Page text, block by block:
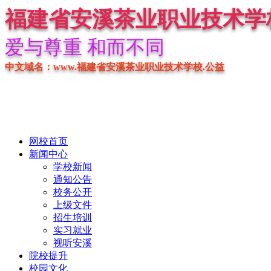
福建省安溪茶业职业技术学
爱与尊重 和而不同
中文域名：www.福建省安溪茶业职业技术学校.公益
网校首页
新闻中心
学校新闻
通知公告
校务公开
上级文件
招生培训
实习就业
视听安溪
院校提升
校园文化